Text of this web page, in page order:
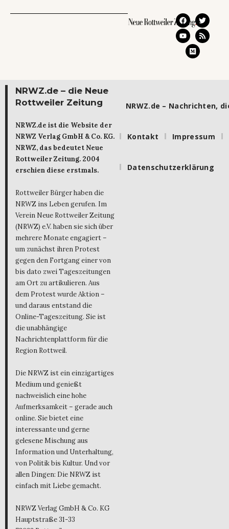
NRWZ.de – die Neue
Rottweiler Zeitung
NRWZ.de ist die Website der
NRWZ Verlag GmbH & Co. KG.
NRWZ, das bedeutet Neue
Rottweiler Zeitung. 2004
erschien diese erstmals.
Rottweiler Bürger haben die
NRWZ ins Leben gerufen. Im
Verein Neue Rottweiler Zeitung
(NRWZ) e.V. haben sie sich über
mehrere Monate engagiert –
um zunächst ihren Protest
gegen den Fortgang einer von
bis dato zwei Tageszeitungen
am Ort zu artikulieren. Aus
dem Protest wurde Aktion –
und daraus entstand die
Online-Tageszeitung. Sie ist
die unabhängige
Nachrichtenplattform für die
Region Rottweil.
Die NRWZ ist ein einzigartiges
Medium und genießt
nachweislich eine hohe
Aufmerksamkeit – gerade auch
online. Sie bietet eine
interessante und gerne
gelesene Mischung aus
Information und Unterhaltung,
von Politik bis Kultur. Und vor
allen Dingen: Die NRWZ ist
einfach mit Liebe gemacht.
NRWZ Verlag GmbH & Co. KG
Hauptstraße 31-33
NRWZ.de – Nachrichten,
Kontakt Impressum
Datenschutzerklärung